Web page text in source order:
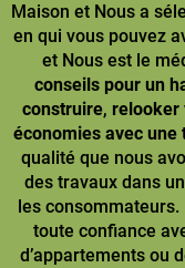
Maison et Nous a
en qui vous pouvez
et Nous est le
conseils pour un
construire, relooker
économies avec une
qualité que nous
des travaux dans
les
toute confiance
d’appartements ou